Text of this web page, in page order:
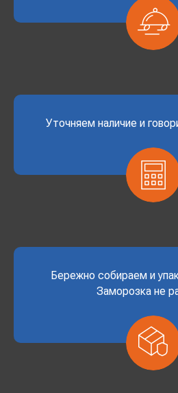
Уточняем наличие и
Бережно собираем и
Заморозка не